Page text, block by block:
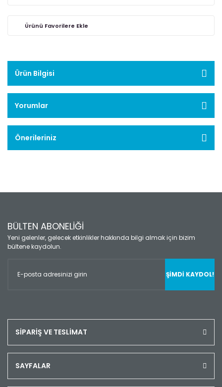
Ürün Bilgisi
Yorumlar
Önerileriniz
BÜLTEN ABONELİĞİ
Yeni gelenler, gelecek etkinlikler hakkında bilgi almak için bizim
bültene kaydolun.
ŞİMDİ KAYDOL!
SİPARİŞ VE TESLİMAT
SAYFALAR